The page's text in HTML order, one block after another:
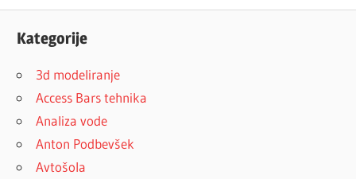
Kategorije
3d modeliranje
Access Bars tehnika
Analiza vode
Anton Podbevšek
Avtošola